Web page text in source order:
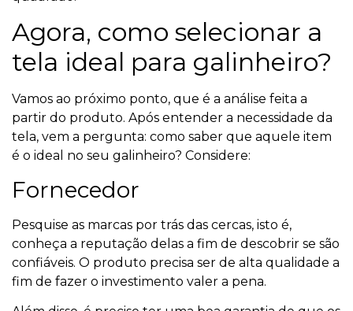
Agora, como selecionar a
tela ideal para galinheiro?
Vamos ao próximo ponto, que é a análise feita a
partir do produto. Após entender a necessidade da
tela, vem a pergunta: como saber que aquele item
é o ideal no seu galinheiro? Considere:
Fornecedor
Pesquise as marcas por trás das cercas, isto é,
conheça a reputação delas a fim de descobrir se são
confiáveis. O produto precisa ser de alta qualidade a
fim de fazer o investimento valer a pena.